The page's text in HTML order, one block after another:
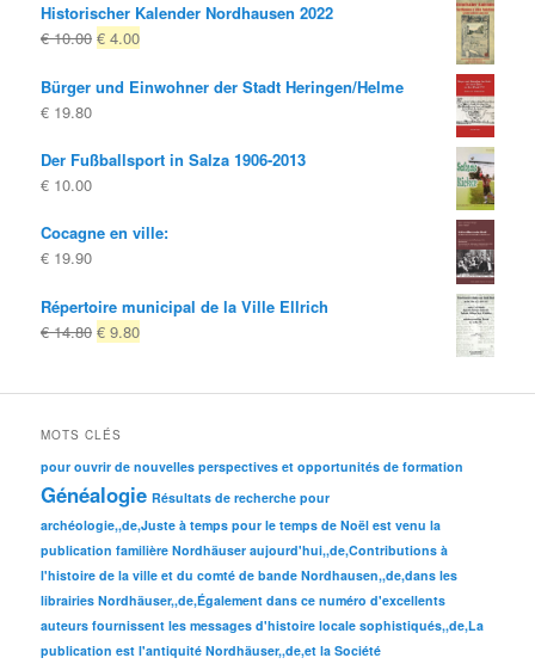
Historischer Kalender Nordhausen 2022
€10.00 Le
d'origine
€ 4.00Le
actuel
Bürger und Einwohner der Stadt Heringen/Helme
€ 19.80
Der Fußballsport in Salza 1906-2013
€ 10.00
Cocagne en ville:
€ 19.90
Répertoire municipal de la Ville Ellrich
€14.80 Le
€ 14.80
€ 9.80Le
MOTS CLÉS
pour ouvrir de nouvelles perspectives et opportunités de formation
Généalogie Résultats de recherche pour
archéologie,,de,Juste à temps pour le temps de Noël est venu la
publication familière Nordhäuser aujourd'hui,,de,Contributions à
l'histoire de la ville et du comté de bande Nordhausen,,de,dans les
librairies Nordhäuser,,de,Également dans ce numéro d'excellents
auteurs fournissent les messages d'histoire locale sophistiqués,,de,La
publication est l'antiquité Nordhäuser,,de,et la Société